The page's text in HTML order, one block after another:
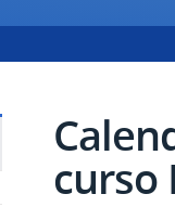
curso